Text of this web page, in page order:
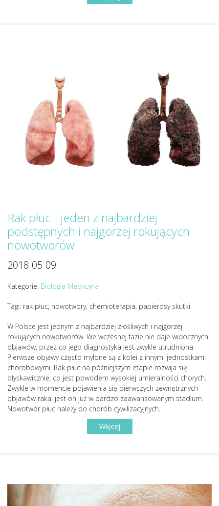
Rak płuc - jeden z najbardziej
podstępnych i najgorzej rokujących
nowotworów
2018-05-09
Kategorie: Biologia Medycyna
Tagi: rak płuc, nowotwory, chemioterapia, papierosy skutki
W Polsce jest jednym z najbardziej złośliwych i najgorzej
rokujących nowotworów. We wczesnej fazie nie daje widocznych
objawów, przez co jego diagnostyka jest zwykle utrudniona.
Pierwsze objawy często mylone są z kolei z innymi jednostkami
chorobowymi. Rak płuc na późniejszym etapie rozwija się
błyskawicznie, co jest powodem wysokiej umieralności chorych.
Zwykle w momencie pojawienia się pierwszych zewnętrznych
objawów raka, jest on już w bardzo zaawansowanym stadium.
Nowotwór płuc należy do chorób cywilizacyjnych.
Więcej